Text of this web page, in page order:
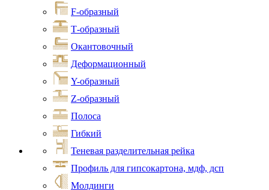
F-образный
Т-образный
Окантовочный
Деформационный
Y-образный
Z-образный
Полоса
Гибкий
Теневая разделительная рейка
Профиль для гипсокартона, мдф, дсп
Молдинги